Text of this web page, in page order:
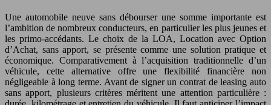
Une automobile neuve sans débourser une somme importante est
l’ambition de nombreux conducteurs, en particulier les plus jeunes et
les primo-accédants. Le choix de la LOA, Location avec Option
d’Achat, sans apport, se présente comme une solution pratique et
économique. Comparativement à l’acquisition traditionnelle d’un
véhicule, cette alternative offre une flexibilité financière non
négligeable à long terme. Avant de signer un contrat de leasing auto
sans apport, plusieurs critères méritent une attention particulière :